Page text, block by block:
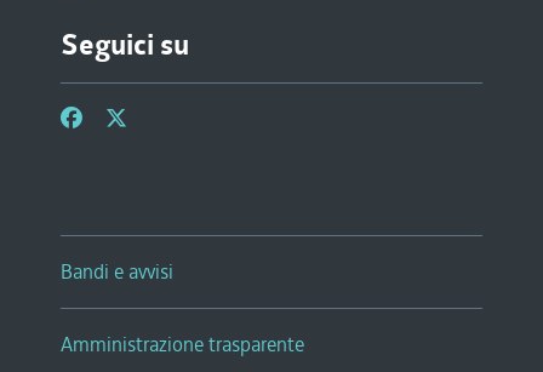
Seguici su
Bandi e avvisi
Amministrazione trasparente